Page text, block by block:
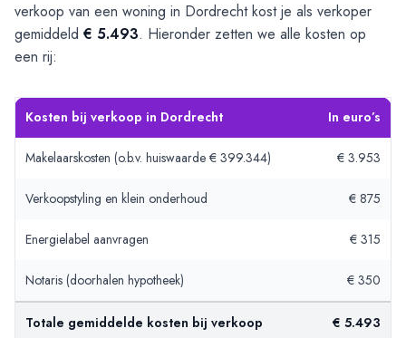
verkoop van een woning in Dordrecht kost je als verkoper
gemiddeld € 5.493. Hieronder zetten we alle kosten op
een rij:
Kosten bij verkoop in Dordrecht In euro’s
Makelaarskosten (o.b.v. huiswaarde € 399.344) € 3.953
Verkoopstyling en klein onderhoud € 875
Energielabel aanvragen € 315
Notaris (doorhalen hypotheek) € 350
Totale gemiddelde kosten bij verkoop € 5.493